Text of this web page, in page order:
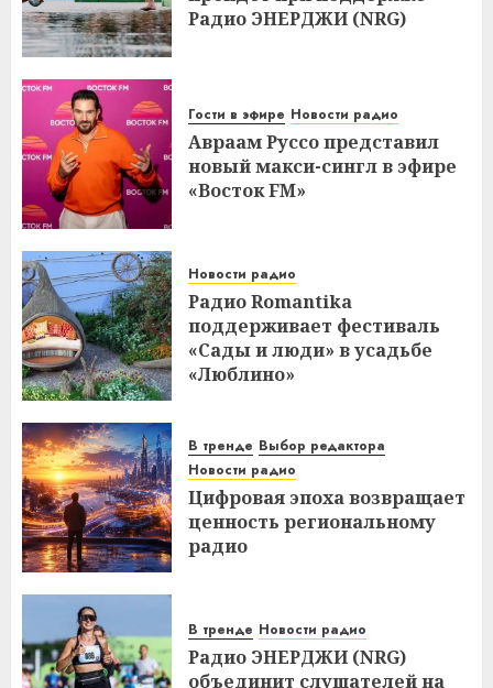
Радио ЭНЕРДЖИ (NRG)
Гости в эфире Новости радио
Авраам Руссо представил
новый макси-сингл в эфире
«Восток FM»
Новости радио
Радио Romantika
поддерживает фестиваль
«Сады и люди» в усадьбе
«Люблино»
В тренде Выбор редактора
Новости радио
Цифровая эпоха возвращает
ценность региональному
радио
В тренде Новости радио
Радио ЭНЕРДЖИ (NRG)
объединит слушателей на